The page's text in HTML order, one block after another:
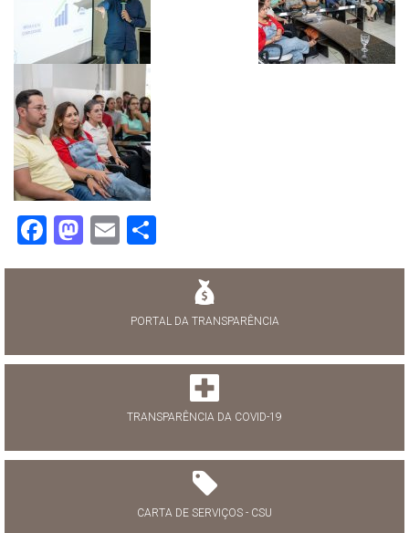
Facebook
Mastodon
Email
PORTAL DA TRANSPARÊNCIA
TRANSPARÊNCIA DA COVID-19
CARTA DE SERVIÇOS - CSU